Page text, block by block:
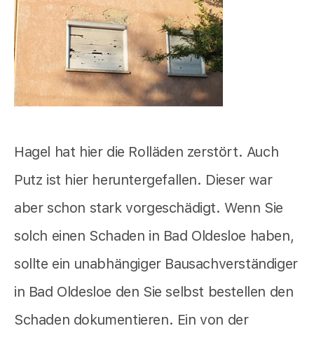
Hagel hat hier die Rolläden zerstört. Auch
Putz ist hier heruntergefallen. Dieser war
aber schon stark vorgeschädigt. Wenn Sie
solch einen Schaden in Bad Oldesloe haben,
sollte ein unabhängiger Bausachverständiger
in Bad Oldesloe den Sie selbst bestellen den
Schaden dokumentieren. Ein von der